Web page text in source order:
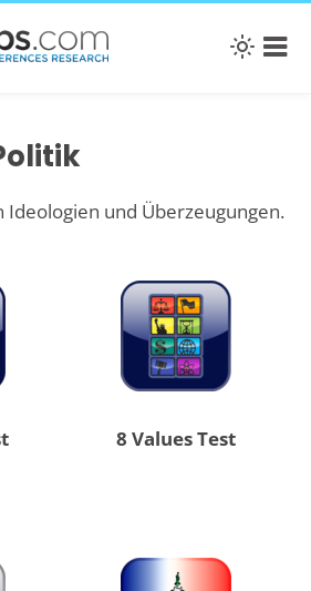
Ideologien und Überzeugungen.
8 Values Test